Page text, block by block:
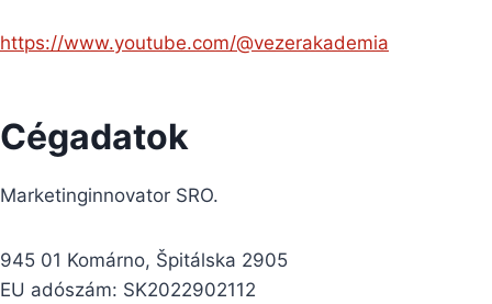
https://www.youtube.com/@vezerakademia
Cégadatok
Marketinginnovator SRO.
945 01 Komárno, Špitálska 2905
EU adószám: SK2022902112